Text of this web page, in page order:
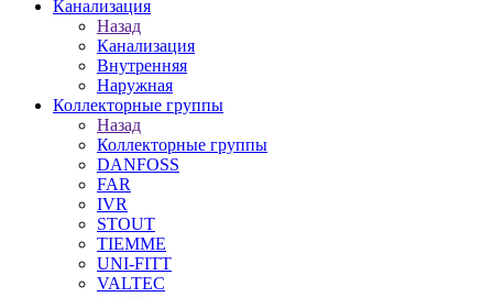
Канализация
Назад
Канализация
Внутренняя
Наружная
Коллекторные группы
Назад
Коллекторные группы
DANFOSS
FAR
IVR
STOUT
TIEMME
UNI-FITT
VALTEC